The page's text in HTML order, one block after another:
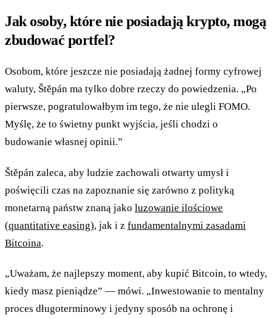
Jak osoby, które nie posiadają krypto, mogą
zbudować portfel?
Osobom, które jeszcze nie posiadają żadnej formy cyfrowej
waluty, Štěpán ma tylko dobre rzeczy do powiedzenia. „Po
pierwsze, pogratulowałbym im tego, że nie ulegli FOMO.
Myślę, że to świetny punkt wyjścia, jeśli chodzi o
budowanie własnej opinii.”
Štěpán zaleca, aby ludzie zachowali otwarty umysł i
poświęcili czas na zapoznanie się zarówno z polityką
monetarną państw znaną jako luzowanie ilościowe
(quantitative easing), jak i z fundamentalnymi zasadami
Bitcoina.
„Uważam, że najlepszy moment, aby kupić Bitcoin, to wtedy,
kiedy masz pieniądze” — mówi. „Inwestowanie to mentalny
proces długoterminowy i jedyny sposób na ochronę i